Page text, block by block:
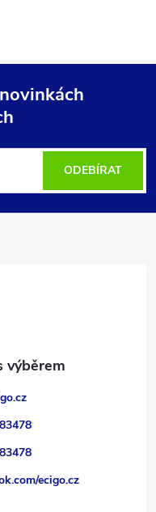
ODEBÍRAT
ecigo.cz